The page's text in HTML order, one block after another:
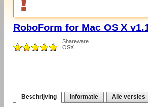
RoboForm for Mac OS X
Shareware
OSX
Beschrijving Informatie Alle versies